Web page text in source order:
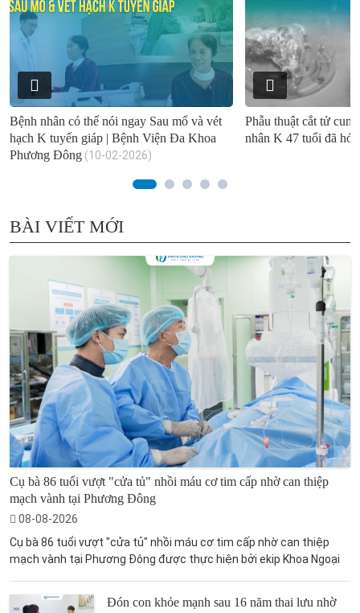
Bệnh nhân có thể nói ngay Sau mổ và vét
hạch K tuyến giáp | Bệnh Viện Đa Khoa
Phương Đông (10-02-2026)
Phẫu thuật cắt tử
nhân K 47 tuổi đã
BÀI VIẾT MỚI
Cụ bà 86 tuổi vượt "cửa tủ" nhồi máu cơ tim cấp nhờ can thiệp
mạch vành tại Phương Đông
08-08-2026
Cụ bà 86 tuổi vượt "cửa tủ" nhồi máu cơ tim cấp nhờ can thiệp
mạch vành tại Phương Đông được thực hiện bởi ekip Khoa Ngoại
Đón con khỏe mạnh sau 16 năm thai lưu nhờ